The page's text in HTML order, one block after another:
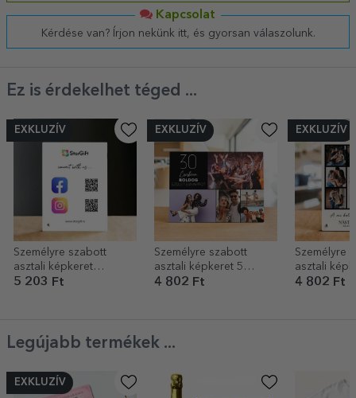
Kapcsolat
Kérdése van? Írjon nekünk itt, és gyorsan válaszolunk.
Ez is érdekelhet téged ...
EXKLUZÍV
Személyre szabott
asztali képkeret
szöveggel és QR-
5 203 Ft
EXKLUZÍV
Személyre szabott
asztali képkeret 5
fotóval és szöveggel –
4 802 Ft
EXKLUZÍV
Személyre
asztali
fotóval és
4 802 Ft
Legújabb termékek ...
EXKLUZÍV